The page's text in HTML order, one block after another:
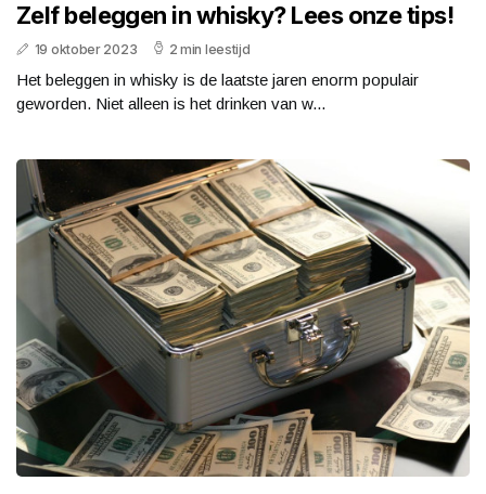
Zelf beleggen in whisky? Lees onze tips!
19 oktober 2023 2 min leestijd
Het beleggen in whisky is de laatste jaren enorm populair
geworden. Niet alleen is het drinken van w...